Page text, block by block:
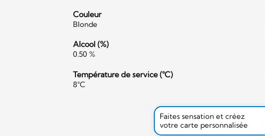
Couleur
Blonde
Alcool (%)
0.50 %
Température de service (°C)
8°C
Faites sensation et créez
votre carte personnalisée